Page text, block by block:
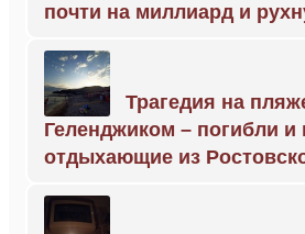
почти на миллиард и
Трагедия на
Геленджиком – погибли и
отдыхающие из